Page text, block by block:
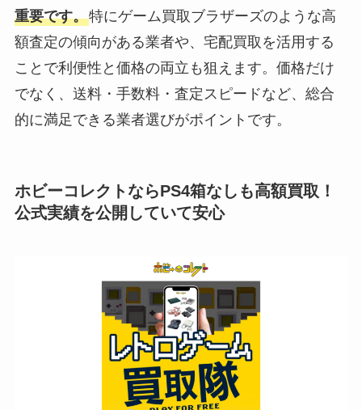
重要です。特にゲーム買取ブラザーズのような高
額査定の傾向がある業者や、宅配買取を活用する
ことで利便性と価格の両立も狙えます。価格だけ
でなく、送料・手数料・査定スピードなど、総合
的に満足できる業者選びがポイントです。
ホビーコレクトならPS4箱なしも高額買取！
公式実績を公開していて安心